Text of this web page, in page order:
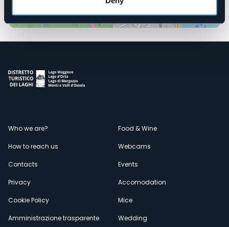
Menù
secondario
Who we are?
How to reach us
Contacts
Privacy
Cookie Policy
Amministrazione trasparente
Food & Wine
Webcams
Events
Accomodation
Mice
Wedding